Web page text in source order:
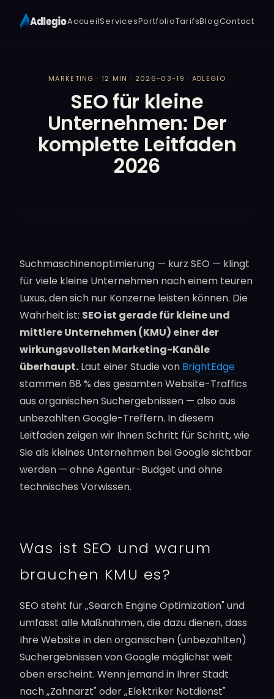
AccueilServicesPortfolioTarifsBlogContact
MARKETING · 12 MIN · 2026-03-19 · ADLEGIO
SEO für kleine
Unternehmen: Der
komplette Leitfaden
2026
Suchmaschinenoptimierung — kurz SEO — klingt
für viele kleine Unternehmen nach einem teuren
Luxus, den sich nur Konzerne leisten können. Die
Wahrheit ist: SEO ist gerade für kleine und
mittlere Unternehmen (KMU) einer der
wirkungsvollsten Marketing-Kanäle
überhaupt. Laut einer Studie von BrightEdge
stammen 68 % des gesamten Website-Traffics
aus organischen Suchergebnissen — also aus
unbezahlten Google-Treffern. In diesem
Leitfaden zeigen wir Ihnen Schritt für Schritt, wie
Sie als kleines Unternehmen bei Google sichtbar
werden — ohne Agentur-Budget und ohne
technisches Vorwissen.
Was ist SEO und warum
brauchen KMU es?
SEO steht für „Search Engine Optimization" und
umfasst alle Maßnahmen, die dazu dienen, dass
Ihre Website in den organischen (unbezahlten)
Suchergebnissen von Google möglichst weit
oben erscheint. Wenn jemand in Ihrer Stadt
nach „Zahnarzt" oder „Elektriker Notdienst"